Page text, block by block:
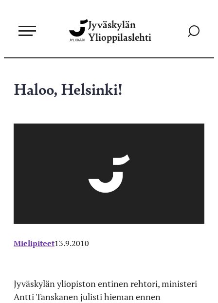
sisältöön
Jyväskylän
Ylioppilaslehti
Siirry
Haloo, Helsinki!
Mielipiteet13.9.2010
Jyväskylän yliopiston entinen rehtori, ministeri
Antti Tanskanen julisti hieman ennen